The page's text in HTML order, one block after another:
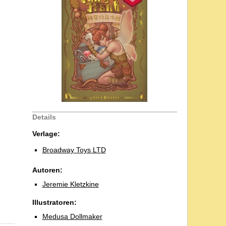
Details
Verlage:
Broadway Toys LTD
Autoren:
Jeremie Kletzkine
Illustratoren:
Medusa Dollmaker